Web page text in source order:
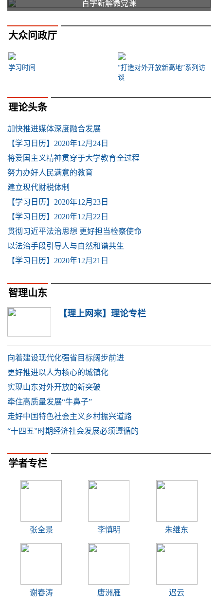
百字新解微党课
大众问政厅
学习时间
“打造对外开放新高地”系列访
谈
理论头条
加快推进媒体深度融合发展
【学习日历】2020年12月24日
将爱国主义精神贯穿于大学教育全过程
努力办好人民满意的教育
建立现代财税体制
【学习日历】2020年12月23日
【学习日历】2020年12月22日
贯彻习近平法治思想 更好担当检察使命
以法治手段引导人与自然和谐共生
【学习日历】2020年12月21日
智理山东
【理上网来】理论专栏
向着建设现代化强省目标阔步前进
更好推进以人为核心的城镇化
实现山东对外开放的新突破
牵住高质量发展“牛鼻子”
走好中国特色社会主义乡村振兴道路
“十四五”时期经济社会发展必须遵循的
学者专栏
张全景 李慎明 朱继东
谢春涛 唐洲雁 迟云